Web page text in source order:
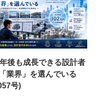
後も成長できる設計者
業界」を選んでいる
号)